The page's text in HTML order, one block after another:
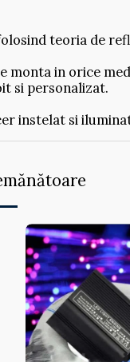
teoria de
monta in orice
si personalizat.
instelat si